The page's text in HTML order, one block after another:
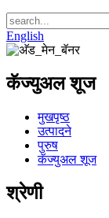
English
कॅज्युअल शूज
मुखपृष्ठ
उत्पादने
पुरुष
कॅज्युअल शूज
श्रेणी